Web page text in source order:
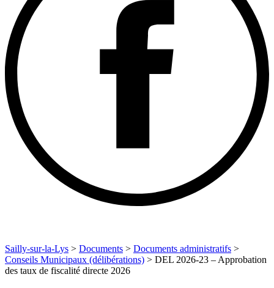
Sailly-sur-la-Lys > Documents > Documents administratifs >
Conseils Municipaux (délibérations) > DEL 2026-23 – Approbation
des taux de fiscalité directe 2026